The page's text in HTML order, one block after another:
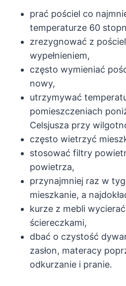
prać pościel co
temperaturze 60
zrezygnować z
wypełnieniem,
często wymieniać
nowy,
utrzymywać
pomieszczeniach
Celsjusza przy
często wietrzyć
stosować filtry
powietrza,
przynajmniej raz w
mieszkanie, a
kurze z mebli
ściereczkami,
dbać o czystość
zasłon, materacy
odkurzanie i pranie.